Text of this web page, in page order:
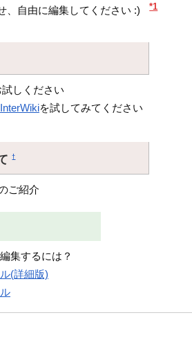
、自由に編集してください :) *1
しください
InterWikiを試してみてください
†
ご紹介
集するには？
(詳細版)